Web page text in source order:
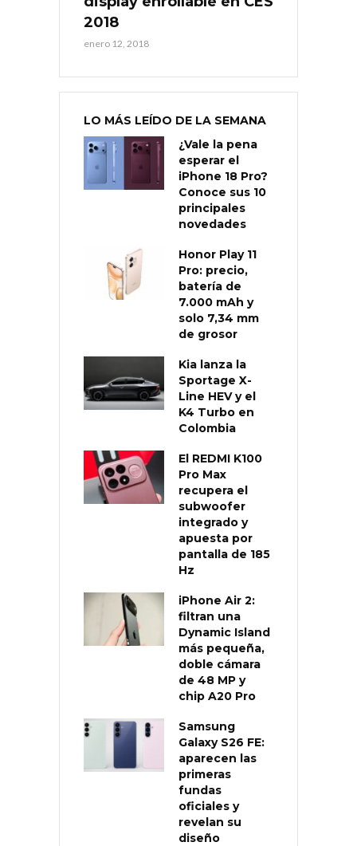
2018
enero 12, 2018
LO MÁS LEÍDO DE LA SEMANA
¿Vale la pena
esperar el
iPhone 18 Pro?
Conoce sus 10
principales
novedades
Honor Play 11
Pro: precio,
batería de
7.000 mAh y
solo 7,34 mm
de grosor
Kia lanza la
Sportage X-
Line HEV y el
K4 Turbo en
Colombia
El REDMI K100
Pro Max
recupera el
subwoofer
integrado y
apuesta por
pantalla de 185
Hz
iPhone Air 2:
filtran una
Dynamic Island
más pequeña,
doble cámara
de 48 MP y
chip A20 Pro
Samsung
Galaxy S26 FE:
aparecen las
primeras
fundas
oficiales y
revelan su
diseño